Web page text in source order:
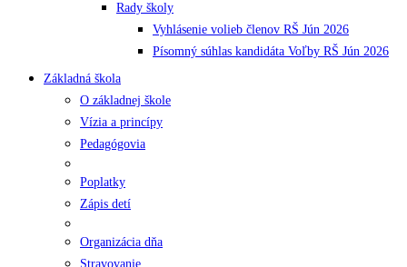
Rady školy
Vyhlásenie volieb členov RŠ Jún 2026
Písomný súhlas kandidáta Voľby RŠ Jún 2026
Základná škola
O základnej škole
Vízia a princípy
Pedagógovia
Poplatky
Zápis detí
Organizácia dňa
Stravovanie